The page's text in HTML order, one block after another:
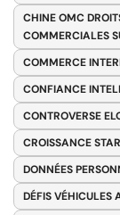
CHINE OMC
COMMERCIALES
COMMERCE
CONFIANCE
CONTROVERSE
CROISSANCE
DONNÉES
DÉFIS VÉHICULES